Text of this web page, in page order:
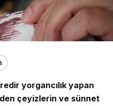
yorgancılık yapan
çeyizlerin ve sünnet